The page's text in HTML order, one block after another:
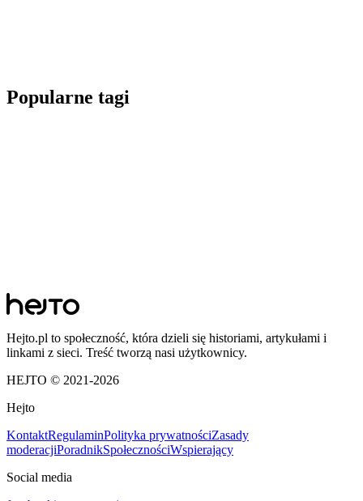
Popularne tagi
Hejto.pl to społeczność, która dzieli się historiami, artykułami i
linkami z sieci. Treść tworzą nasi użytkownicy.
HEJTO © 2021-2026
Hejto
KontaktRegulaminPolityka prywatnościZasady
moderacjiPoradnikSpołecznościWspierający
Social media